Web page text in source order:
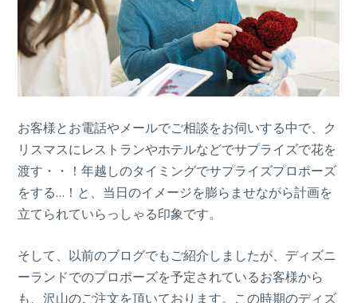
お客様とお電話やメールでご相談をお伺いする中で、ク
リスマスにレストランやホテルなどでサプライズで花を
渡す・・！年越しのタイミングでサプライズプロポーズ
をする…！と、当日のイメージを膨らませながら計画を
立てられていらっしゃる印象です。
そして、以前のブログでもご紹介しましたが、ディズニ
ーランドでのプロポーズを予定されているお客様から
も、沢山のご注文を頂いております。この時期のディズ